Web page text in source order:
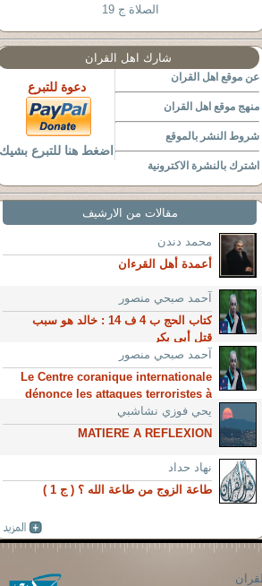
الصلاة ج 19
شارك اهل القران
عن موقع اهل القران
منهج موقع اهل القران
شروط النشر بالموقع
اشترك بالنشرة الاكترونية
دعوة للتبرع
اضغط هنا للتبرع بشيك
مقالات من الارشيف
محمد دندن
أعمدة أهل القرءان
آحمد صبحي منصور
كتاب الحج ب 4 ف 14 : خالد هو سبب
قتل أبى بكر
آحمد صبحي منصور
Le Centre coranique internationale
dénonce les attaques terroristes à
Paris
يحي فوزي نشاشبي
MATIERE A REFLEXION
نهاد حداد
طاعة الزوج من طاعة الله ؟ ( ج 1 )